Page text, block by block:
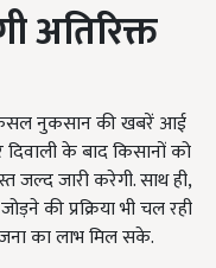
अतिरिक्त
फसल नुकसान की खबरें आई
के बाद किसानों को
जल्द जारी करेगी. साथ ही,
की प्रक्रिया भी चल रही
का लाभ मिल सके.